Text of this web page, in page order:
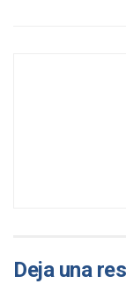
Deja una